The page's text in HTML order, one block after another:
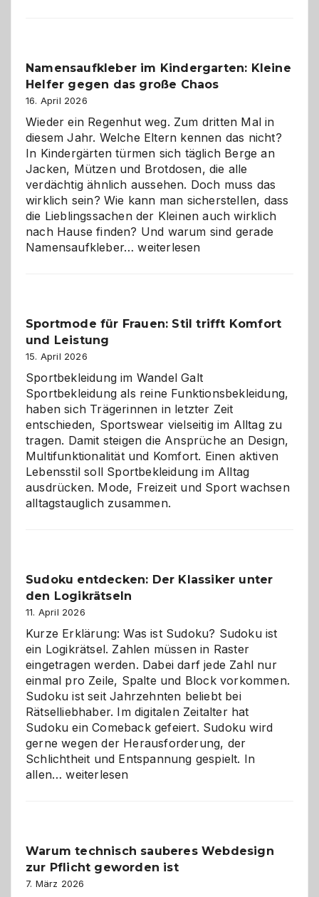
ist
eine
die
richtige
Wahl?
Namensaufkleber im Kindergarten: Kleine
Helfer gegen das große Chaos
16. April 2026
Wieder ein Regenhut weg. Zum dritten Mal in
diesem Jahr. Welche Eltern kennen das nicht?
In Kindergärten türmen sich täglich Berge an
Jacken, Mützen und Brotdosen, die alle
verdächtig ähnlich aussehen. Doch muss das
wirklich sein? Wie kann man sicherstellen, dass
die Lieblingssachen der Kleinen auch wirklich
nach Hause finden? Und warum sind gerade
Namensaufkleber…Namensaufkleber
gegen
Chaos
weiterlesen
Sportmode für Frauen: Stil trifft Komfort
und Leistung
15. April 2026
Sportbekleidung im Wandel Galt
Sportbekleidung als reine Funktionsbekleidung,
haben sich Trägerinnen in letzter Zeit
entschieden, Sportswear vielseitig im Alltag zu
tragen. Damit steigen die Ansprüche an Design,
Multifunktionalität und Komfort. Einen aktiven
Lebensstil soll Sportbekleidung im Alltag
ausdrücken. Mode, Freizeit und Sport wachsen
alltagstauglich zusammen.
Sudoku entdecken: Der Klassiker unter
den Logikrätseln
11. April 2026
Kurze Erklärung: Was ist Sudoku? Sudoku ist
ein Logikrätsel. Zahlen müssen in Raster
eingetragen werden. Dabei darf jede Zahl nur
einmal pro Zeile, Spalte und Block vorkommen.
Sudoku ist seit Jahrzehnten beliebt bei
Rätselliebhaber. Im digitalen Zeitalter hat
Sudoku ein Comeback gefeiert. Sudoku wird
gerne wegen der Herausforderung, der
Schlichtheit und Entspannung gespielt. In
allen…Sudoku
den
Logikrätseln
weiterlesen
Warum technisch sauberes Webdesign
zur Pflicht geworden ist
7. März 2026